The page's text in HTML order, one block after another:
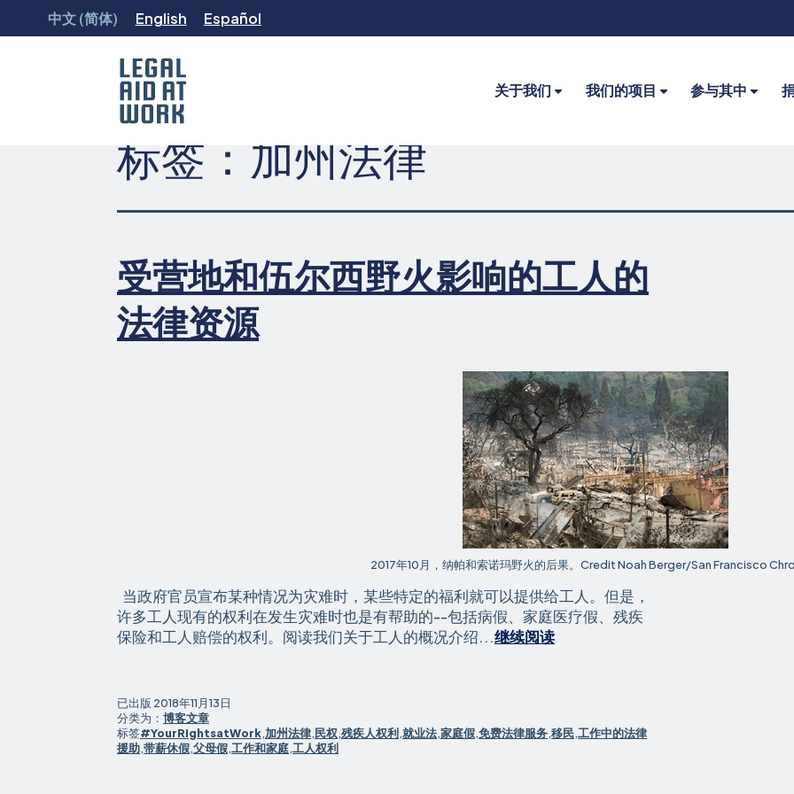
中文 (简体) English Español
Legal
Aid
at
关于我们 我们的项目 参与其中
标签： 加州法律
受营地和伍尔西野火影响的工人的
法律资源
2017年10月，纳帕和索诺玛野火的后果。Credit Noah Berger/San Francisco
当政府官员宣布某种情况为灾难时，某些特定的福利就可以提供给工人。但是，
许多工人现有的权利在发生灾难时也是有帮助的--包括病假、家庭医疗假、残疾
保险和工人赔偿的权利。阅读我们关于工人的概况介绍...继续阅读受
尔
已出版 2018年11月13日
分类为： 博客文章
标签#YourRightsatWork,加州法律,民权,残疾人权利 ,就业法,家庭假,免费法律服务,移民,工作中的法律
援助,带薪休假,父母假,工作和家庭,工人权利